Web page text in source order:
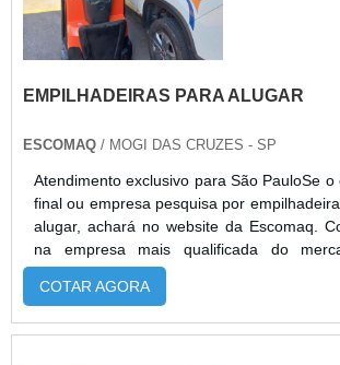
EMPILHADEIRAS PARA ALUGAR
ESCOMAQ / MOGI DAS CRUZES - SP
Atendimento exclusivo para São PauloSe o
final ou empresa pesquisa por
alugar, achará no website da Escomaq.
na empresa mais qualificada do
achando a melhor referência em
importante lembrar que o serviço deve
segmento. Esse tipo de cuidado ajuda a
COTAR AGORA